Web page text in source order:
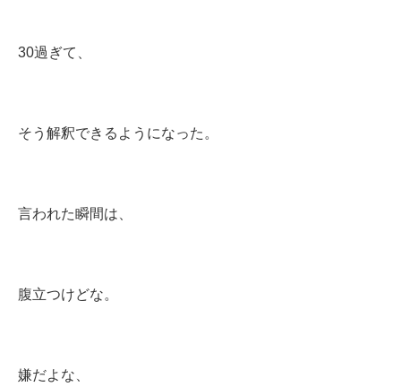
30過ぎて、
そう解釈できるようになった。
言われた瞬間は、
腹立つけどな。
嫌だよな、